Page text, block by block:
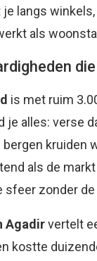
langs
als
is met ruim
je alles: verse
bergen kruiden
als de
sfeer zonder
Agadirvertelt
kostte